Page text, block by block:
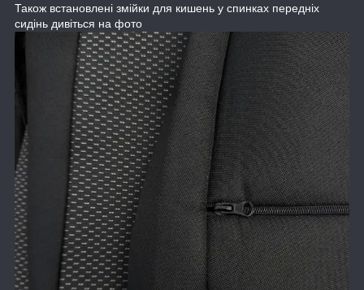
Також встановлені змійки для кишень у спинках передніх
сидінь дивіться на фото